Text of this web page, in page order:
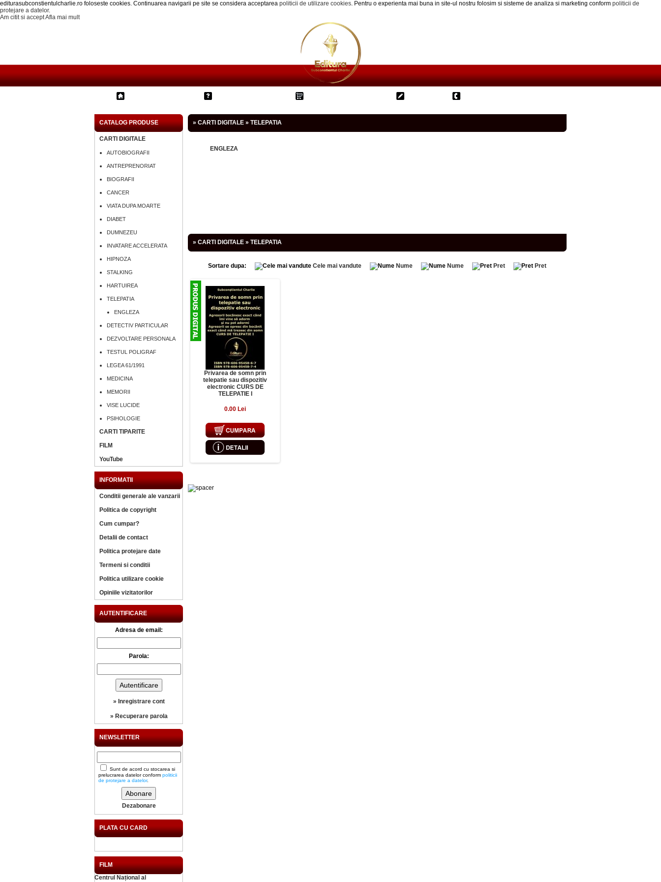
editurasubconstientulcharlie.ro foloseste cookies. Continuarea navigarii pe site se considera acceptarea politicii de utilizare cookies. Pentru o experienta mai buna in site-ul nostru folosim si sisteme de analiza si marketing conform politicii de
protejare a datelor.
Am citit si acceptAfla mai mult
CATALOG PRODUSE
CARTI DIGITALE
AUTOBIOGRAFII
ANTREPRENORIAT
BIOGRAFII
CANCER
VIATA DUPA MOARTE
DIABET
DUMNEZEU
INVATARE ACCELERATA
HIPNOZA
STALKING
HARTUIREA
TELEPATIA
ENGLEZA
DETECTIV PARTICULAR
DEZVOLTARE PERSONALA
TESTUL POLIGRAF
LEGEA 61/1991
MEDICINA
MEMORII
VISE LUCIDE
PSIHOLOGIE
CARTI TIPARITE
FILM
YouTube
INFORMATII
Conditii generale ale vanzarii
Politica de copyright
Cum cumpar?
Detalii de contact
Politica protejare date
Termeni si conditii
Politica utilizare cookie
Opiniile vizitatorilor
AUTENTIFICARE
Adresa de email:
Parola:
» Inregistrare cont
» Recuperare parola
NEWSLETTER
Sunt de acord cu stocarea si
prelucrarea datelor conform politicii
de protejare a datelor.
Dezabonare
PLATA CU CARD
FILM
Centrul Național al
» CARTI DIGITALE » TELEPATIA
ENGLEZA
» CARTI DIGITALE » TELEPATIA
Sortare dupa: Cele mai vandute Nume Nume Pret Pret
Privarea de somn prin
telepatie sau dispozitiv
electronic CURS DE
TELEPATIE I
0.00 Lei